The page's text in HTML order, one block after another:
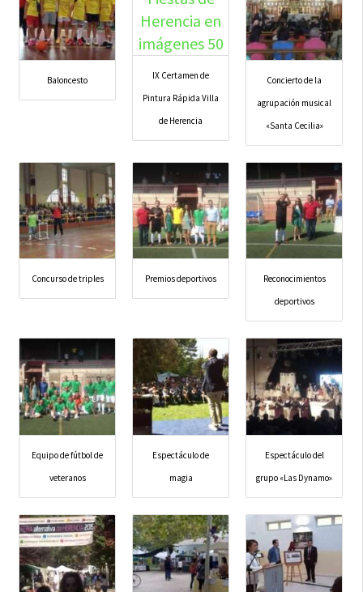
Baloncesto
IX Certamen de
Pintura Rápida Villa
de Herencia
Concierto de la
agrupación musical
«Santa Cecilia»
Concurso de triples Premios deportivos
Reconocimientos
deportivos
Equipo de fútbol de
veteranos
Espectáculo de
magia
Espectáculo del
grupo «Las Dynamo»